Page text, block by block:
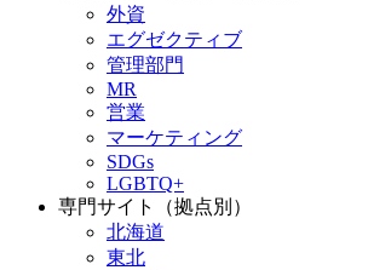
外資
エグゼクティブ
管理部門
MR
営業
マーケティング
SDGs
LGBTQ+
専門サイト（拠点別）
北海道
東北